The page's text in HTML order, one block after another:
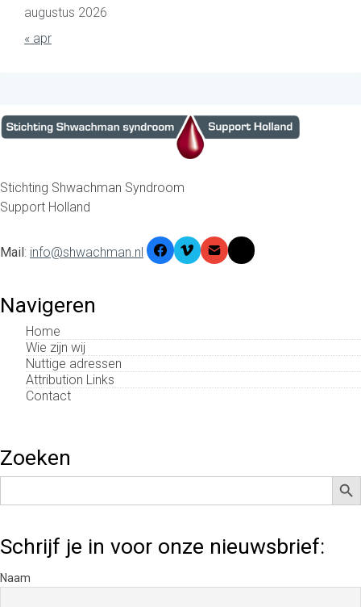
augustus 2026
« apr
Stichting Shwachman Syndroom
Support Holland
Mail: info@shwachman.nl
Navigeren
Home
Wie zijn wij
Nuttige adressen
Attribution Links
Contact
Zoeken
Zoek
Schrijf je in voor onze nieuwsbrief:
Naam